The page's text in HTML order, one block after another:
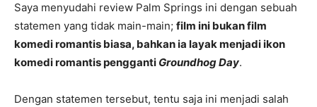
Saya menyudahi review Palm Springs ini dengan sebuah
statemen yang tidak main-main; film ini bukan film
komedi romantis biasa, bahkan ia layak menjadi ikon
komedi romantis pengganti Groundhog Day.
Dengan statemen tersebut, tentu saja ini menjadi salah